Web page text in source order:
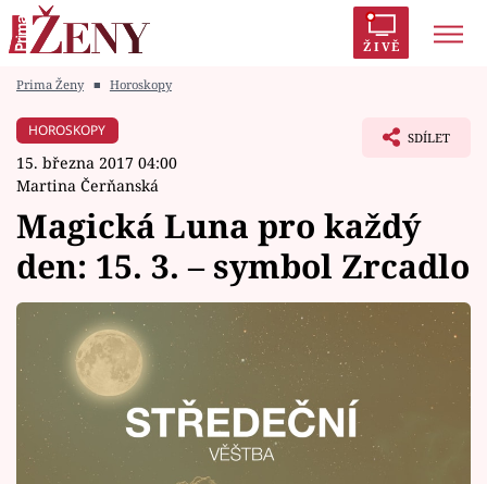
ŽIVĚ
Módní alarm
Témata
Celebrity
Vztahy
Seriály
Prima Ženy ■ Horoskopy
HOROSKOPY
15. března 2017 04:00
Martina Čerňanská
SDÍLET
Magická Luna pro každý
den: 15. 3. – symbol Zrcadlo